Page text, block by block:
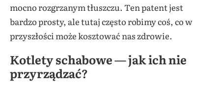
mocno rozgrzanym tłuszczu. Ten patent jest
bardzo prosty, ale tutaj często robimy coś, co w
przyszłości może kosztować nas zdrowie.
Kotlety schabowe — jak ich nie
przyrządzać?